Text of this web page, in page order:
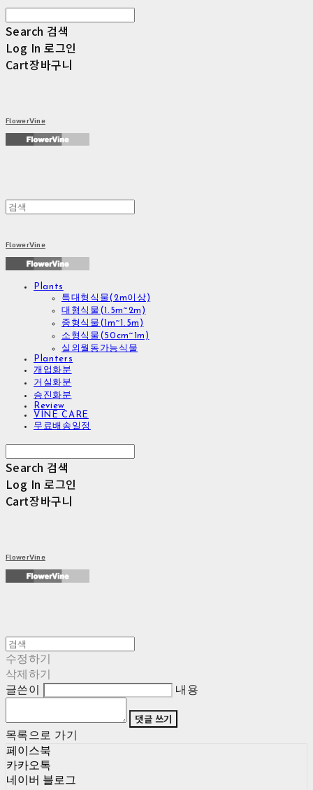
Search 검색
Log In 로그인
Cart장바구니
FlowerVine
FlowerVine
Plants
특대형식물(2m이상)
대형식물(1.5m~2m)
중형식물(1m~1.5m)
소형식물(50cm~1m)
실외월동가능식물
Planters
개업화분
거실화분
승진화분
Review
VINE CARE
무료배송일정
Search 검색
Log In 로그인
Cart장바구니
FlowerVine
수정하기
삭제하기
글쓴이
내용
댓글 쓰기
목록으로 가기
페이스북
카카오톡
네이버 블로그